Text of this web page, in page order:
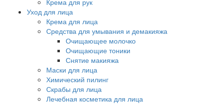
Крема для рук
Уход для лица
Крема для лица
Средства для умывания и демакияжа
Очищающее молочко
Очищающие тоники
Снятие макияжа
Маски для лица
Химический пилинг
Скрабы для лица
Лечебная косметика для лица